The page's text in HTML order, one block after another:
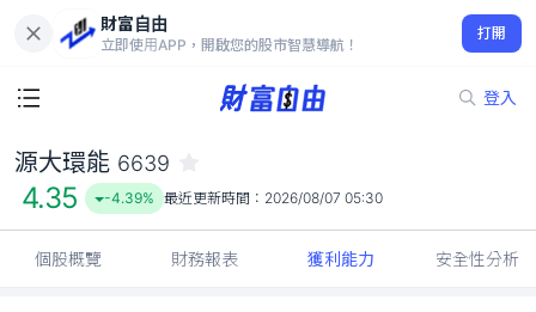
財富自由
立即使用APP，開啟您的股市智慧導航！
打開
登入
4.35
-4.39%
源大環能 6639
4.35 -4.39% 最近更新時間： 2026/08/07 05:30
個股概覽 財務報表 獲利能力 安全性分析